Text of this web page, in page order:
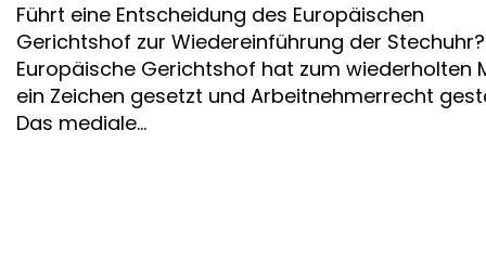
Führt eine Entscheidung des Europäischen
Gerichtshof zur Wiedereinführung der
Europäische Gerichtshof hat zum wiederholten
ein Zeichen gesetzt und Arbeitnehmerrecht
Das mediale...